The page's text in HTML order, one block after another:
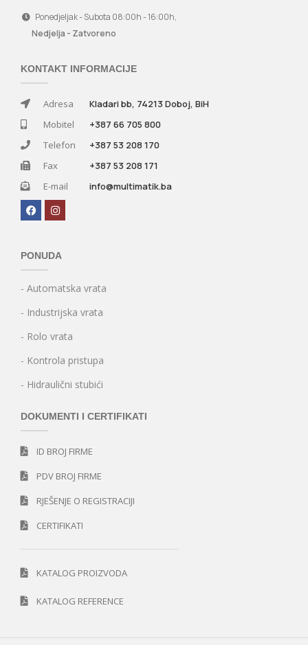
Ponedjeljak - Subota 08:00h - 16:00h,
Nedjelja - Zatvoreno
KONTAKT INFORMACIJE
Adresa
Kladari bb, 74213 Doboj, BiH
Mobitel
+387 66 705 800
Telefon
+387 53 208 170
Fax
+387 53 208 171
E-mail
info@multimatik.ba
PONUDA
- Automatska vrata
- Industrijska vrata
- Rolo vrata
- Kontrola pristupa
- Hidraulični stubići
DOKUMENTI I CERTIFIKATI
ID BROJ FIRME
PDV BROJ FIRME
RJEŠENJE O REGISTRACIJI
CERTIFIKATI
KATALOG PROIZVODA
KATALOG REFERENCE